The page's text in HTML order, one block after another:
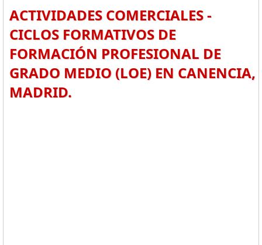
ACTIVIDADES COMERCIALES -
CICLOS FORMATIVOS DE
FORMACIÓN PROFESIONAL DE
GRADO MEDIO (LOE) EN CANENCIA,
MADRID.